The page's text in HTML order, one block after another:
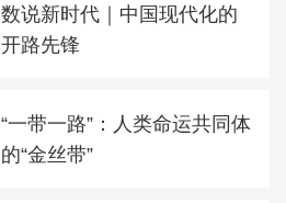
数说新时代｜中国现代化的
开路先锋
“一带一路”：人类命运共同体
的“金丝带”